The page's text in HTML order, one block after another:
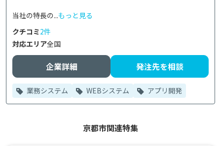
当社の特長の...もっと見る
クチコミ2件
対応エリア全国
企業詳細 発注先を相談
業務システム WEBシステム アプリ開発
京都市関連特集